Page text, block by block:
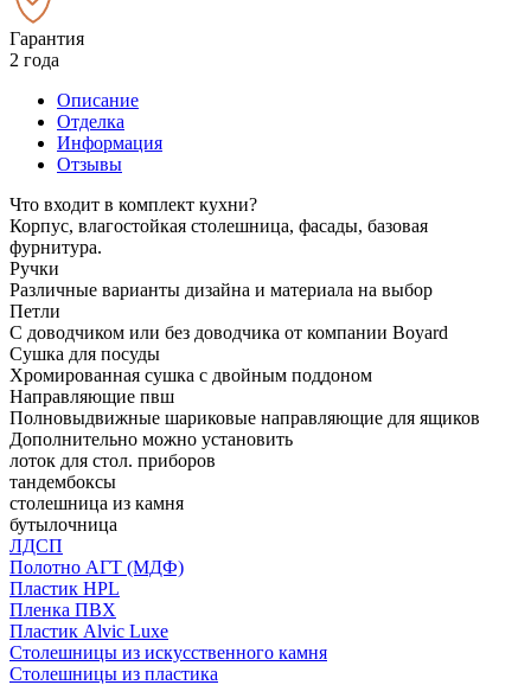
Гарантия
2 года
Описание
Отделка
Информация
Отзывы
Что входит в комплект кухни?
Корпус, влагостойкая столешница, фасады, базовая
фурнитура.
Ручки
Различные варианты дизайна и материала на выбор
Петли
С доводчиком или без доводчика от компании Boyard
Сушка для посуды
Хромированная сушка с двойным поддоном
Направляющие пвш
Полновыдвижные шариковые направляющие для ящиков
Дополнительно можно установить
лоток для стол. приборов
тандембоксы
столешница из камня
бутылочница
ЛДСП
Полотно АГТ (МДФ)
Пластик HPL
Пленка ПВХ
Пластик Alvic Luxe
Столешницы из искусственного камня
Столешницы из пластика